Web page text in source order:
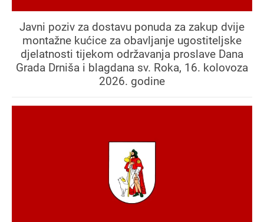
Javni poziv za dostavu ponuda za zakup dvije
montažne kućice za obavljanje ugostiteljske
djelatnosti tijekom održavanja proslave Dana
Grada Drniša i blagdana sv. Roka, 16. kolovoza
2026. godine